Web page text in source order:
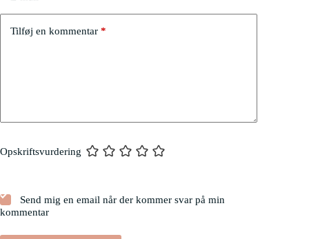
Tilføj en kommentar *
Opskriftsvurdering
Send mig en email når der kommer svar på min
kommentar